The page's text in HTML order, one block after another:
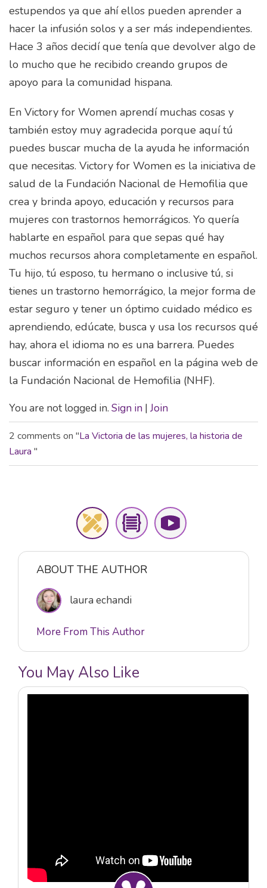
estupendos ya que ahí ellos pueden aprender a
hacer la infusión solos y a ser más independientes.
Hace 3 años decidí que tenía que devolver algo de
lo mucho que he recibido creando grupos de
apoyo para la comunidad hispana.
En Victory for Women aprendí muchas cosas y
también estoy muy agradecida porque aquí tú
puedes buscar mucha de la ayuda he información
que necesitas. Victory for Women es la iniciativa de
salud de la Fundación Nacional de Hemofilia que
crea y brinda apoyo, educación y recursos para
mujeres con trastornos hemorrágicos. Yo quería
hablarte en español para que sepas qué hay
muchos recursos ahora completamente en español.
Tu hijo, tú esposo, tu hermano o inclusive tú, si
tienes un trastorno hemorrágico, la mejor forma de
estar seguro y tener un óptimo cuidado médico es
aprendiendo, edúcate, busca y usa los recursos qué
hay, ahora el idioma no es una barrera. Puedes
buscar información en español en la página web de
la Fundación Nacional de Hemofilia (NHF).
You are not logged in. Sign in | Join
2 comments on "La Victoria de las mujeres, la historia de
Laura "
ABOUT THE AUTHOR
laura echandi
More From This Author
You May Also Like